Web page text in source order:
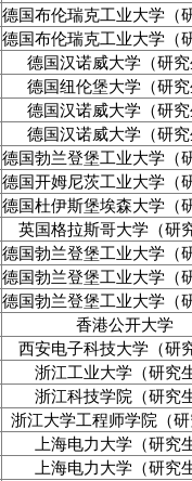
德国布伦瑞克工业大学（
德国布伦瑞克工业大学（
德国汉诺威大学（研
德国纽伦堡大学（研
德国汉诺威大学（研
德国汉诺威大学（研
德国勃兰登堡工业大学（
德国开姆尼茨工业大学（
德国杜伊斯堡埃森大学（
英国格拉斯哥大学（研
德国勃兰登堡工业大学（
德国勃兰登堡工业大学（
德国勃兰登堡工业大学（
香港公开大学
西安电子科技大学（研
浙江工业大学（研究
浙江科技学院（研究
浙江大学工程师学院（
上海电力大学（研究
上海电力大学（研究